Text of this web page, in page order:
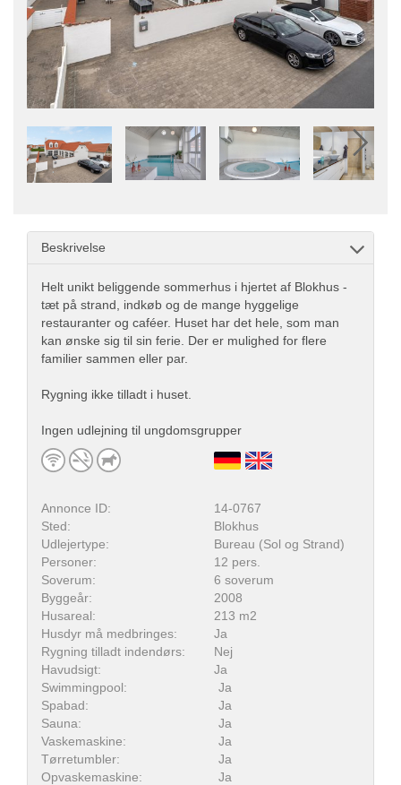
Beskrivelse
Helt unikt beliggende sommerhus i hjertet af Blokhus -
tæt på strand, indkøb og de mange hyggelige
restauranter og caféer. Huset har det hele, som man
kan ønske sig til sin ferie. Der er mulighed for flere
familier sammen eller par.
Rygning ikke tilladt i huset.
Ingen udlejning til ungdomsgrupper
Annonce ID:
14-0767
Sted:
Blokhus
Udlejertype:
Bureau (Sol og Strand)
Personer:
12 pers.
Soverum:
6 soverum
Byggeår:
2008
Husareal:
213 m2
Husdyr må medbringes:
Ja
Rygning tilladt indendørs:
Nej
Havudsigt:
Ja
Swimmingpool:
Ja
Spabad:
Ja
Sauna:
Ja
Vaskemaskine:
Ja
Tørretumbler:
Ja
Opvaskemaskine:
Ja